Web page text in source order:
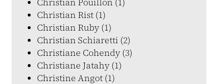
Christian Rist (1)
Christian Ruby (1)
Christian Schiaretti (2)
Christiane Cohendy (3)
Christiane Jatahy (1)
Christine Angot (1)